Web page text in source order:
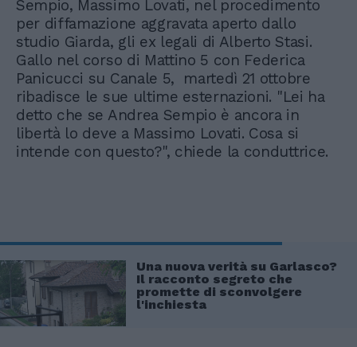
Sempio, Massimo Lovati, nel procedimento
per diffamazione aggravata aperto dallo
studio Giarda, gli ex legali di Alberto Stasi.
Gallo nel corso di Mattino 5 con Federica
Panicucci su Canale 5, martedì 21 ottobre
ribadisce le sue ultime esternazioni. "Lei ha
detto che se Andrea Sempio è ancora in
libertà lo deve a Massimo Lovati. Cosa si
intende con questo?", chiede la conduttrice.
Una nuova verità su Garlasco?
Il racconto segreto che
promette di sconvolgere
l'inchiesta